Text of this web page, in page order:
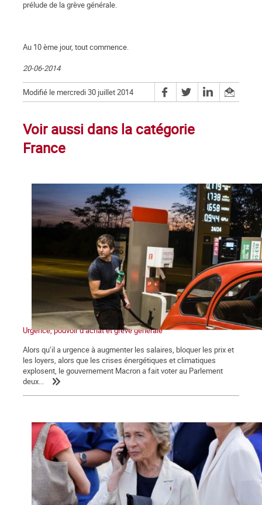
prélude de la grève générale.
Au 10 ème jour, tout commence.
20-06-2014
Modifié le mercredi 30 juillet 2014
Voir aussi dans la catégorie
France
Urgence, pouvoir d’achat et grève générale
Alors qu’il a urgence à augmenter les salaires, bloquer les prix et
les loyers, alors que les crises énergétiques et climatiques
explosent, le gouvernement Macron a fait voter au Parlement
deux...